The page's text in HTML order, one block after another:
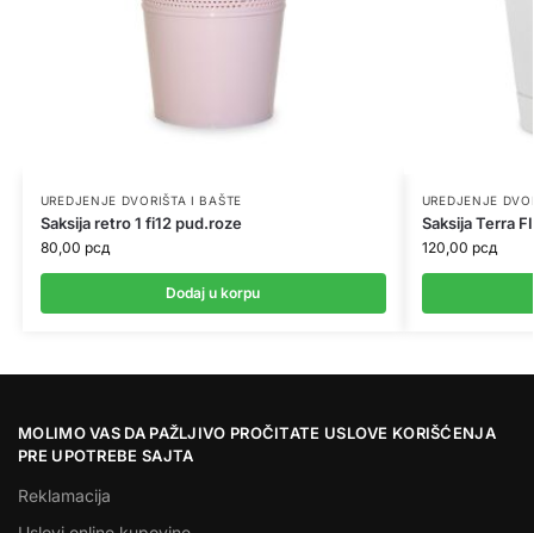
UREDJENJE DVORIŠTA I BAŠTE
Saksija retro 1 fi12 pud.roze
80,00 рсд
Dodaj u korpu
UREDJENJE
Saksija Terra
120,00 рсд
MOLIMO VAS DA PAŽLJIVO PROČITATE USLOVE KORIŠĆENJA
PRE UPOTREBE SAJTA
Reklamacija